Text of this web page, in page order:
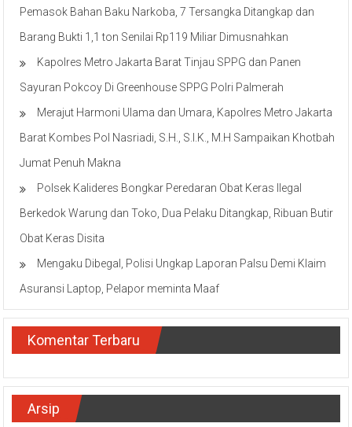
Pemasok Bahan Baku Narkoba, 7 Tersangka Ditangkap dan
Barang Bukti 1,1 ton Senilai Rp119 Miliar Dimusnahkan
Kapolres Metro Jakarta Barat Tinjau SPPG dan Panen
Sayuran Pokcoy Di Greenhouse SPPG Polri Palmerah
Merajut Harmoni Ulama dan Umara, Kapolres Metro Jakarta
Barat Kombes Pol Nasriadi, S.H., S.I.K., M.H Sampaikan Khotbah
Jumat Penuh Makna
Polsek Kalideres Bongkar Peredaran Obat Keras Ilegal
Berkedok Warung dan Toko, Dua Pelaku Ditangkap, Ribuan Butir
Obat Keras Disita
Mengaku Dibegal, Polisi Ungkap Laporan Palsu Demi Klaim
Asuransi Laptop, Pelapor meminta Maaf
Komentar Terbaru
Arsip